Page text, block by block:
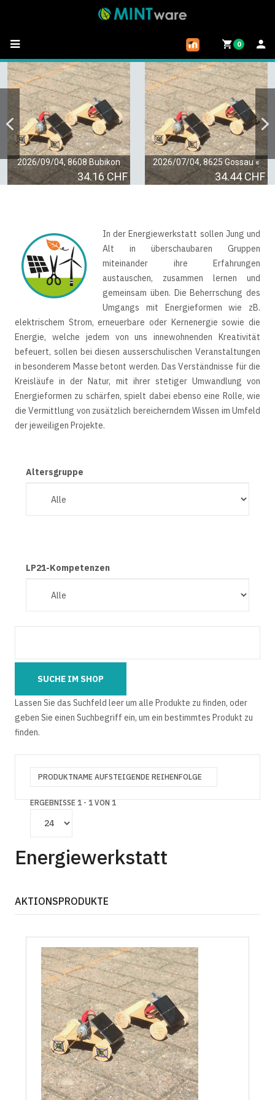
0
2026/09/04, 8608 Bubikon
34.16 CHF
2026/07/04, 8625 Gossau «
34.44 CHF
In der Energiewerkstatt sollen Jung und
Alt in überschaubaren Gruppen
miteinander ihre Erfahrungen
austauschen, zusammen lernen und
gemeinsam üben. Die Beherrschung des
Umgangs mit Energieformen wie zB.
elektrischem Strom, erneuerbare oder Kernenergie sowie die
Energie, welche jedem von uns innewohnenden Kreativität
befeuert, sollen bei diesen ausserschulischen Veranstaltungen
in besonderem Masse betont werden. Das Verständnisse für die
Kreisläufe in der Natur, mit ihrer stetiger Umwandlung von
Energieformen zu schärfen, spielt dabei ebenso eine Rolle, wie
die Vermittlung von zusätzlich bereicherndem Wissen im Umfeld
der jeweiligen Projekte.
Altersgruppe
LP21-Kompetenzen
Lassen Sie das Suchfeld leer um alle Produkte zu finden, oder
geben Sie einen Suchbegriff ein, um ein bestimmtes Produkt zu
finden.
PRODUKTNAME AUFSTEIGENDE REIHENFOLGE
ERGEBNISSE 1 - 1 VON 1
Energiewerkstatt
AKTIONSPRODUKTE